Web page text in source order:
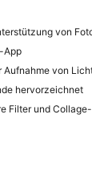
von
App
von
hervorzeichnet
Filter und